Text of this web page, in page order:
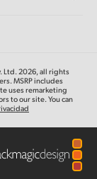
Ltd. 2026, all rights
MSRP includes
uses remarketing
to our site.You can